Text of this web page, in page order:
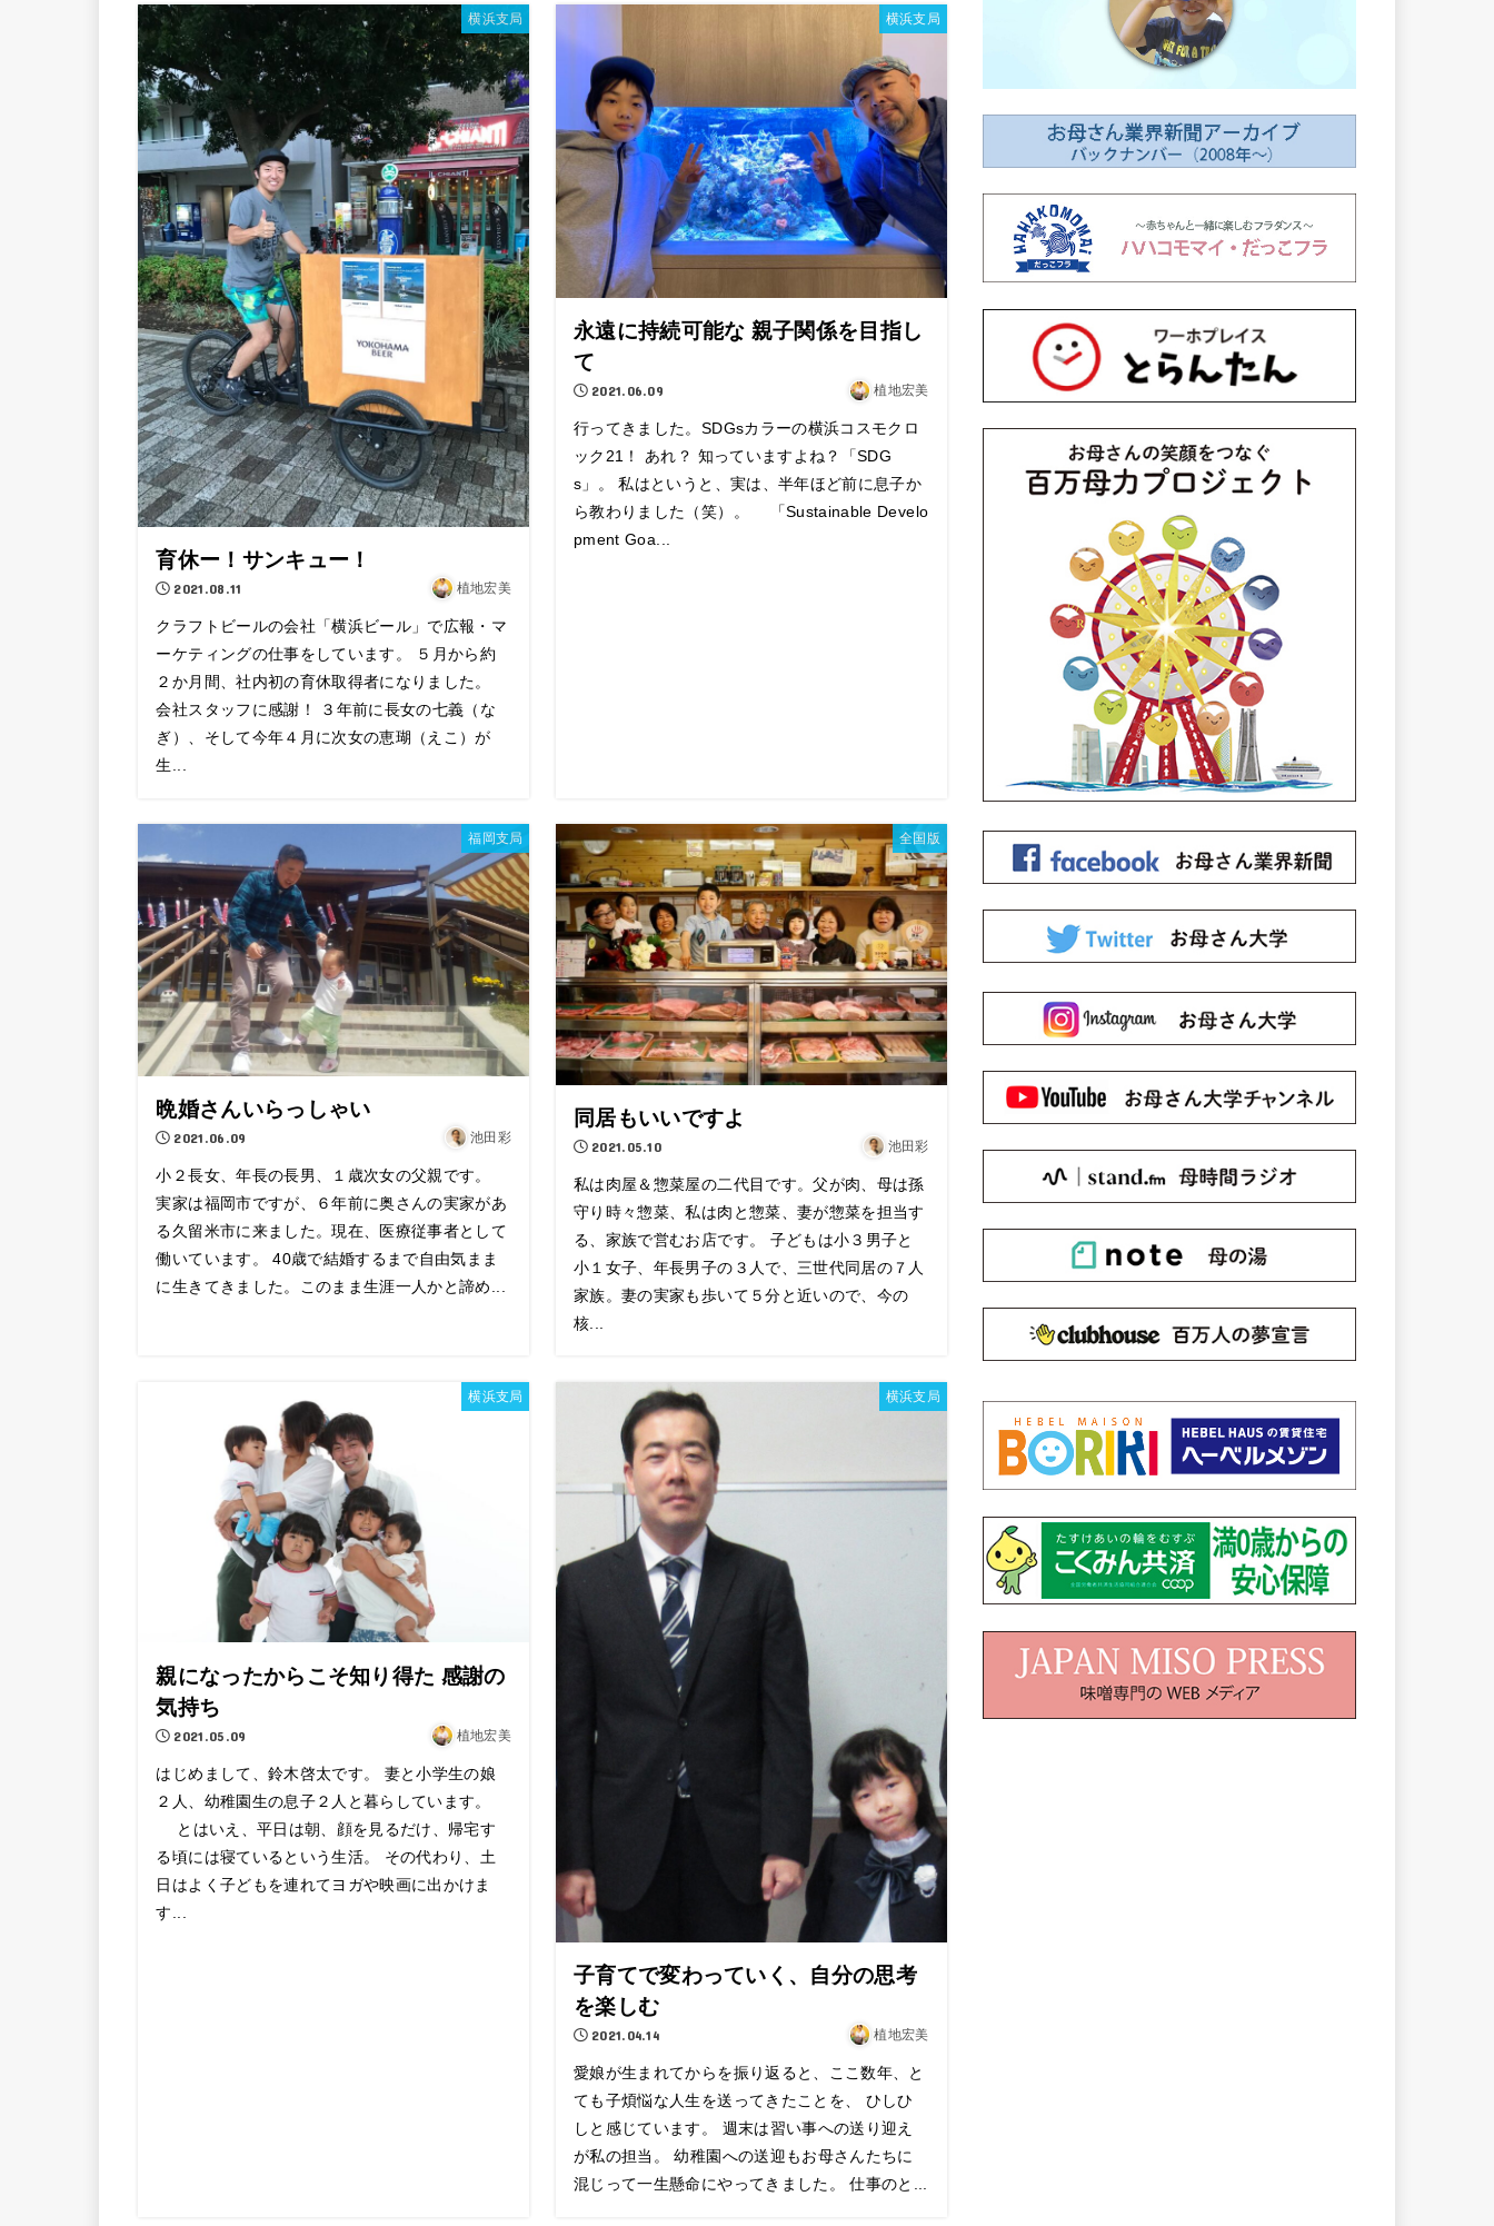
横浜支局
育休ー！サンキュー！
2021.08.11 植地宏美
クラフトビールの会社「横浜ビール」で広報・マ
ーケティングの仕事をしています。 ５月から約
２か月間、社内初の育休取得者になりました。
会社スタッフに感謝！ ３年前に長女の七義（な
ぎ）、そして今年４月に次女の恵瑚（えこ）が
生...
横浜支局
永遠に持続可能な 親子関係を目指し
て
2021.06.09 植地宏美
行ってきました。SDGsカラーの横浜コスモクロ
ック21！ あれ？ 知っていますよね？「SDG
s」。 私はというと、実は、半年ほど前に息子か
ら教わりました（笑）。 「Sustainable Develo
pment Goa...
福岡支局
晩婚さんいらっしゃい
2021.06.09 池田彩
小２長女、年長の長男、１歳次女の父親です。
実家は福岡市ですが、６年前に奥さんの実家があ
る久留米市に来ました。現在、医療従事者として
働いています。 40歳で結婚するまで自由気まま
に生きてきました。このまま生涯一人かと諦め...
全国版
同居もいいですよ
2021.05.10 池田彩
私は肉屋＆惣菜屋の二代目です。父が肉、母は孫
守り時々惣菜、私は肉と惣菜、妻が惣菜を担当す
る、家族で営むお店です。 子どもは小３男子と
小１女子、年長男子の３人で、三世代同居の７人
家族。妻の実家も歩いて５分と近いので、今の
核...
横浜支局
親になったからこそ知り得た 感謝の
気持ち
2021.05.09 植地宏美
はじめまして、鈴木啓太です。 妻と小学生の娘
２人、幼稚園生の息子２人と暮らしています。
とはいえ、平日は朝、顔を見るだけ、帰宅す
る頃には寝ているという生活。 その代わり、土
日はよく子どもを連れてヨガや映画に出かけま
す...
横浜支局
子育てで変わっていく、自分の思考
を楽しむ
2021.04.14 植地宏美
愛娘が生まれてからを振り返ると、ここ数年、と
ても子煩悩な人生を送ってきたことを、 ひしひ
しと感じています。 週末は習い事への送り迎え
が私の担当。 幼稚園への送迎もお母さんたちに
混じって一生懸命にやってきました。 仕事のと...